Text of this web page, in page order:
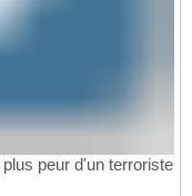
peur d'un terroriste